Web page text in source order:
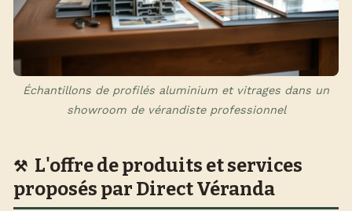
Échantillons de profilés aluminium et vitrages dans un
showroom de vérandiste professionnel
L'offre de produits et services
proposés par Direct Véranda